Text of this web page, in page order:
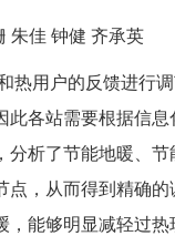
朱佳 钟健 齐承英
热用户的反馈进行
各站需要根据信息
析了节能地暖、
，从而得到精确的
能够明显减轻过